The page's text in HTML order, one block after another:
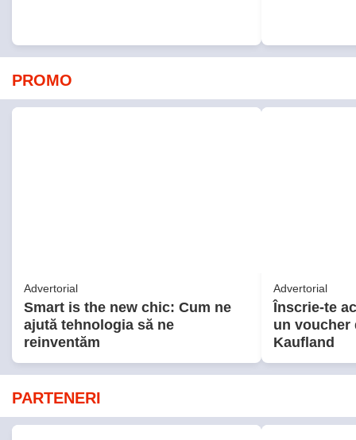
PROMO
Advertorial
Smart is the new chic: Cum ne
ajută tehnologia să ne
reinventăm
Advertorial
Înscrie-te
un voucher
Kaufland
PARTENERI